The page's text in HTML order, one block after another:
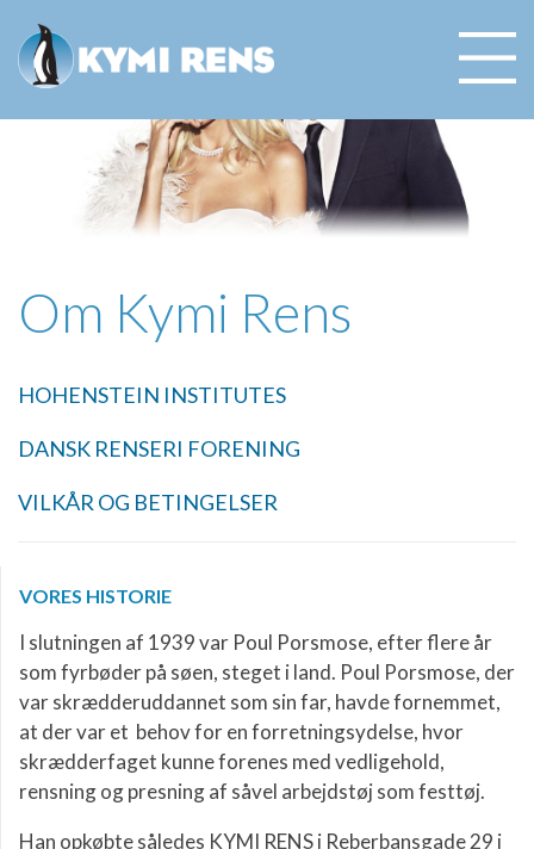
Om Kymi Rens
HOHENSTEIN INSTITUTES
DANSK RENSERI FORENING
VILKÅR OG BETINGELSER
VORES HISTORIE
I slutningen af 1939 var Poul Porsmose, efter flere år
som fyrbøder på søen, steget i land. Poul Porsmose, der
var skrædderuddannet som sin far, havde fornemmet,
at der var et behov for en forretningsydelse, hvor
skrædderfaget kunne forenes med vedligehold,
rensning og presning af såvel arbejdstøj som festtøj.
Han opkøbte således KYMI RENS i Reberbansgade 29 i